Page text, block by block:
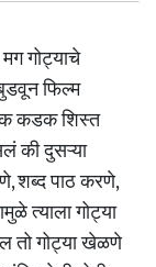
गोट्याचे
फिल्म
कडक शिस्त
की दुसऱ्या
शब्द पाठ करणे,
त्याला गोट्या
तो गोट्या खेळणे